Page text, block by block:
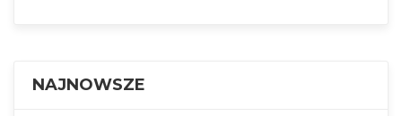
NAJNOWSZE